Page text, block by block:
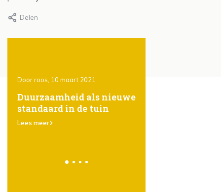
Delen
Door roos, 10 maart 2021
Duurzaamheid als nieuwe
standaard in de tuin
Lees meer